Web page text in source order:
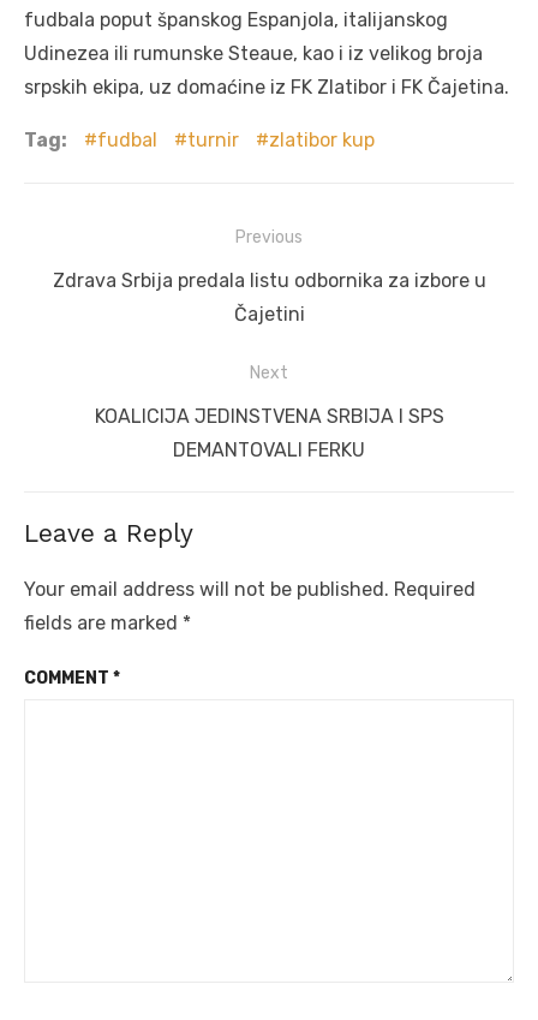
fudbala poput španskog Espanjola, italijanskog
Udinezea ili rumunske Steaue, kao i iz velikog broja
srpskih ekipa, uz domaćine iz FK Zlatibor i FK Čajetina.
Tag: fudbal turnir zlatibor kup
navigation
Previous
Previous
Zdrava Srbija predala listu odbornika za izbore u
Čajetini
Next
KOALICIJA JEDINSTVENA SRBIJA I SPS
DEMANTOVALI FERKU
Leave a Reply
Your email address will not be published. Required
fields are marked *
COMMENT *